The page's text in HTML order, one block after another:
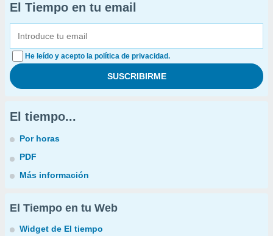
El Tiempo en tu email
He leído y acepto la política de privacidad.
El tiempo...
Por horas
PDF
Más información
El Tiempo en tu Web
Widget de El tiempo